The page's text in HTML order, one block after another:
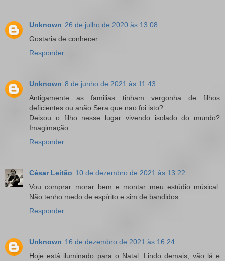
Unknown 26 de julho de 2020 às 13:08
Gostaria de conhecer..
Responder
Unknown 8 de junho de 2021 às 11:43
Antigamente as familias tinham vergonha de filhos
deficientes ou anão.Sera que nao foi isto?
Deixou o filho nesse lugar vivendo isolado do mundo?
Imagimação....
Responder
César Leitão 10 de dezembro de 2021 às 13:22
Vou comprar morar bem e montar meu estúdio músical.
Não tenho medo de espírito e sim de bandidos.
Responder
Unknown 16 de dezembro de 2021 às 16:24
Hoje está iluminado para o Natal. Lindo demais, vão lá e